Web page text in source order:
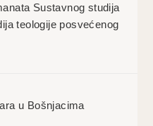
Sustavnog studija
teologije posvećenog
u Bošnjacima